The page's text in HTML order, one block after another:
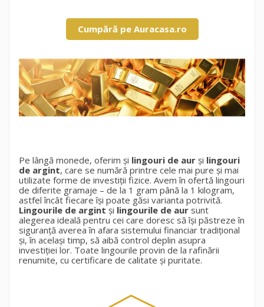
Cumpără pe Auracasa.ro
Pe lângă monede, oferim și lingouri de aur și lingouri
de argint, care se numără printre cele mai pure și mai
utilizate forme de investiții fizice. Avem în ofertă lingouri
de diferite gramaje – de la 1 gram până la 1 kilogram,
astfel încât fiecare își poate găsi varianta potrivită.
Lingourile de argintși lingourile de aur sunt
alegerea ideală pentru cei care doresc să își păstreze în
siguranță averea în afara sistemului financiar tradițional
și, în același timp, să aibă control deplin asupra
investiției lor. Toate lingourile provin de la rafinării
renumite, cu certificare de calitate și puritate.
My wishlists ×
add_circle_outline Create new list
((confirmMessage))
((cancelText)) ((modalDeleteText))
Numele listei de dorinte
Anuleaza Creeaza o lista de dorinte
Ai nevoie sa fii autentificat pentru a salva produsele in
lista de dorinte.
Anuleaza Autentificare